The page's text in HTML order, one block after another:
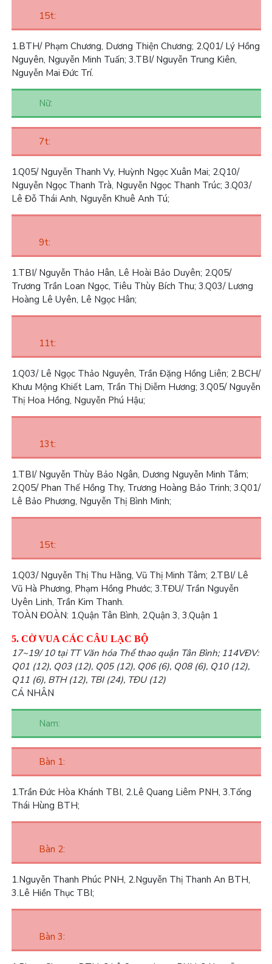
15t:
1.BTH/ Phạm Chương, Dương Thiện Chương; 2.Q01/ Lý Hồng
Nguyên, Nguyễn Minh Tuấn; 3.TBI/ Nguyễn Trung Kiên,
Nguyễn Mai Đức Trí.
Nữ:
7t:
1.Q05/ Nguyễn Thanh Vy, Huỳnh Ngọc Xuân Mai; 2.Q10/
Nguyễn Ngọc Thanh Trà, Nguyễn Ngọc Thanh Trúc; 3.Q03/
Lê Đỗ Thái Anh, Nguyễn Khuê Anh Tú;
9t:
1.TBI/ Nguyễn Thảo Hân, Lê Hoài Bảo Duyên; 2.Q05/
Trương Trần Loan Ngọc, Tiêu Thùy Bích Thu; 3.Q03/ Lương
Hoàng Lê Uyên, Lê Ngọc Hân;
11t:
1.Q03/ Lê Ngọc Thảo Nguyên, Trần Đặng Hồng Liên; 2.BCH/
Khưu Mộng Khiết Lam, Trần Thị Diễm Hương; 3.Q05/ Nguyễn
Thị Hoa Hồng, Nguyễn Phú Hậu;
13t:
1.TBI/ Nguyễn Thùy Bảo Ngân, Dương Nguyễn Minh Tâm;
2.Q05/ Phan Thế Hồng Thy, Trương Hoàng Bảo Trinh; 3.Q01/
Lê Bảo Phương, Nguyễn Thị Bình Minh;
15t:
1.Q03/ Nguyễn Thị Thu Hằng, Vũ Thị Minh Tâm; 2.TBI/ Lê
Vũ Hà Phương, Phạm Hồng Phước; 3.TĐU/ Trần Nguyễn
Uyên Linh, Trần Kim Thanh.
TOÀN ĐOÀN: 1.Quận Tân Bình, 2.Quận 3, 3.Quận 1
5. CỜ VUA CÁC CÂU LẠC BỘ
17~19/ 10 tại TT Văn hóa Thể thao quận Tân Bình; 114VĐV:
Q01 (12), Q03 (12), Q05 (12), Q06 (6), Q08 (6), Q10 (12),
Q11 (6), BTH (12), TBI (24), TĐU (12)
CÁ NHÂN
Nam:
Bàn 1:
1.Trần Đức Hòa Khánh TBI, 2.Lê Quang Liêm PNH, 3.Tống
Thái Hùng BTH;
Bàn 2:
1.Nguyễn Thanh Phúc PNH, 2.Nguyễn Thị Thanh An BTH,
3.Lê Hiền Thục TBI;
Bàn 3: